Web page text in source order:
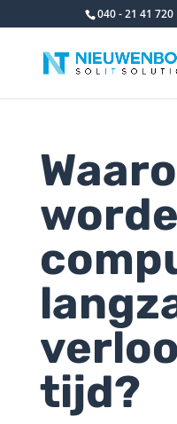
040 - 21 41 720
tijd?